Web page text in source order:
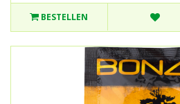
BESTELLEN